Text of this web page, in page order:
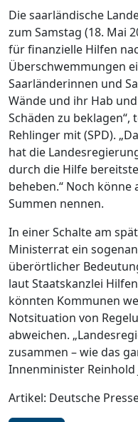
Die saarländische
zum Samstag (18. Mai
für finanzielle Hilfen
Überschwemmungen
Saarländerinnen und
Wände und ihr Hab
Schäden zu
Rehlinger mit (SPD).
hat die
durch die Hilfe
beheben.“ Noch
Summen nennen.
In einer Schalte am
Ministerrat ein
überörtlicher
laut Staatskanzlei
könnten Kommunen
Notsituation von
abweichen.
zusammen – wie das
Innenminister Reinhold
Artikel: Deutsche